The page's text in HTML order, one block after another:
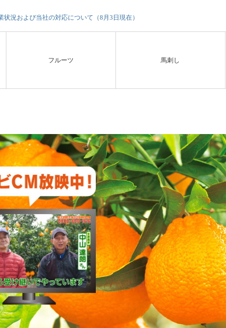
況および当社の対応について（8月3日現在）
フルーツ 馬刺し